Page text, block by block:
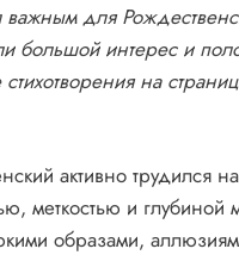
для
большой интерес и
на
активно трудился
меткостью и
образами,